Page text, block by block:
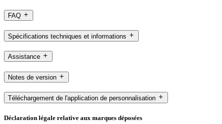
FAQ
Spécifications techniques et informations
Assistance
Notes de version
Téléchargement de l'application de personnalisation
Déclaration légale relative aux marques déposées